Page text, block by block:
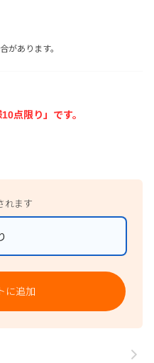
があります。
点限り」です。
れます
に追加